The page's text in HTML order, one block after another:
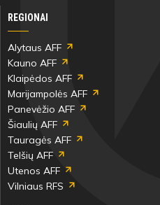
REGIONAI
Alytaus AFF
Kauno AFF
Klaipėdos AFF
Marijampolės AFF
Panevėžio AFF
Šiaulių AFF
Tauragės AFF
Telšių AFF
Utenos AFF
Vilniaus RFS